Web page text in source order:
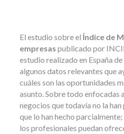
El estudio sobre el Índice de
empresas publicado por
estudio realizado en España
algunos datos relevantes que
cuáles son las oportunidades
asunto. Sobre todo enfocadas
negocios que todavía no la han
que lo han hecho
los profesionales puedan